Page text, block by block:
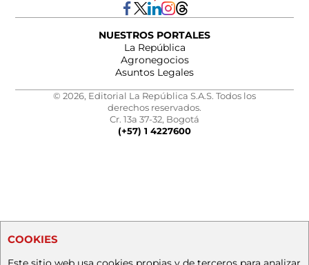
NUESTROS PORTALES
La República
Agronegocios
Asuntos Legales
© 2026, Editorial La República S.A.S. Todos los
derechos reservados.
Cr. 13a 37-32, Bogotá
(+57) 1 4227600
COOKIES